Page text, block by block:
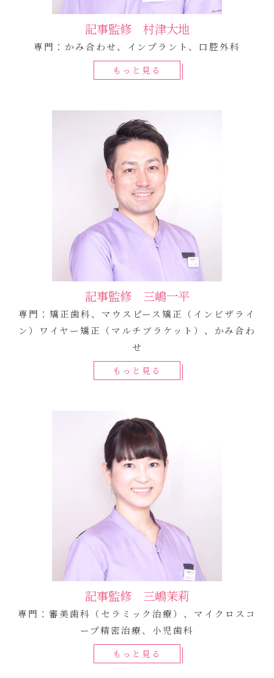
記事監修 村津大地
専門：かみ合わせ、インプラント、口腔外科
もっと見る
記事監修 三嶋一平
専門：矯正歯科、マウスピース矯正（インビザライ
ン）ワイヤー矯正（マルチブラケット）、かみ合わ
せ
もっと見る
記事監修 三嶋茉莉
専門：審美歯科（セラミック治療）、マイクロスコ
ープ精密治療、小児歯科
もっと見る